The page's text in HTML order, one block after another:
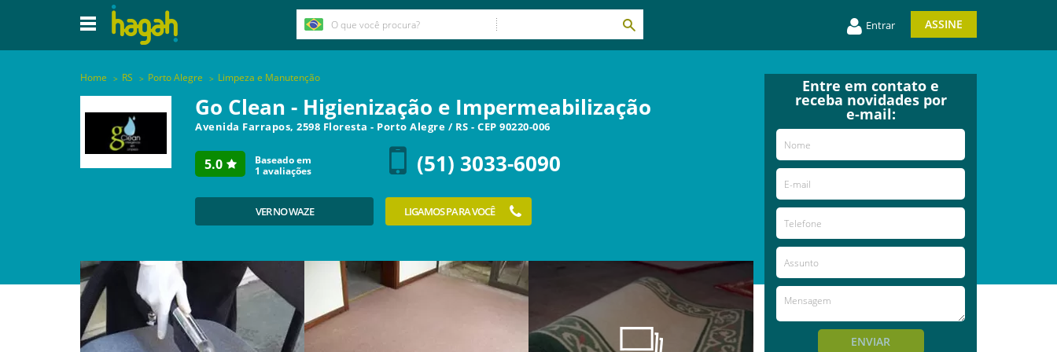
Entrar ASSINE
Home RS Porto Alegre Limpeza e Manutenção
Go Clean - Higienização e Impermeabilização
Avenida Farrapos, 2598 Floresta- Porto Alegre / RS - CEP90220-006
5.0
Baseado em
1 avaliações (51) 3033-6090
VER NO WAZE LIGAMOS PARA VOCÊ
Entre em contato e
receba novidades por
e-mail:
ENVIAR